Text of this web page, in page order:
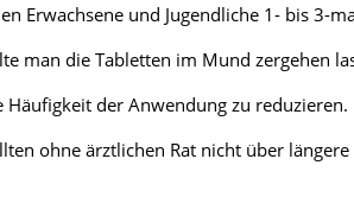
Erwachsene und Jugendliche 1- bis 3-
man die Tabletten im Mund zergehen
der Anwendung zu reduzieren.
ohne ärztlichen Rat nicht über